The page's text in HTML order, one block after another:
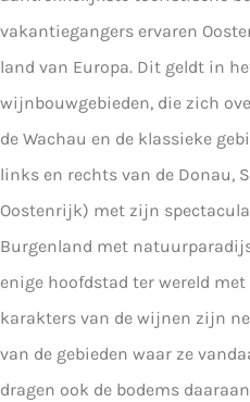
vakantiegangers ervaren
land van Europa. Dit geldt in
wijnbouwgebieden, die zich
de Wachau en de klassieke
links en rechts van de Donau,
Oostenrijk) met zijn
Burgenland met
enige hoofdstad ter wereld
karakters van de wijnen zijn
van de gebieden waar ze
dragen ook de bodems